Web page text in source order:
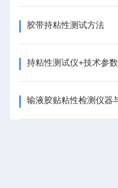
胶带持粘性测试方法
持粘性测试仪+技术参数